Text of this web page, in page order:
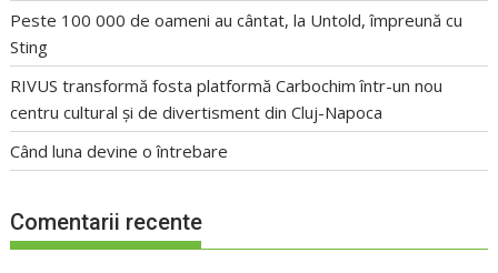
Peste 100 000 de oameni au cântat, la Untold, împreună cu
Sting
RIVUS transformă fosta platformă Carbochim într-un nou
centru cultural și de divertisment din Cluj-Napoca
Când luna devine o întrebare
Comentarii recente